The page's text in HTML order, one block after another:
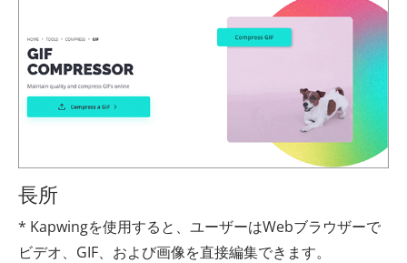
長所
* Kapwingを使用すると、ユーザーはWebブラウザーで
ビデオ、GIF、および画像を直接編集できます。